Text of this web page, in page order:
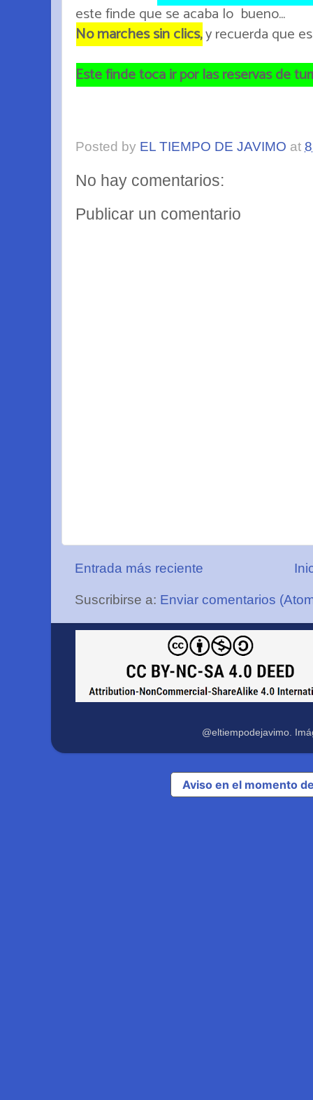
este finde que se acaba lo bueno...
No marches sin clics,y recuerda que
Este finde toca ir por las reservas de
Posted by EL TIEMPO DE JAVIMO at
No hay comentarios:
Publicar un comentario
Entrada más reciente
Suscribirse a: Enviar comentarios
@eltiempodejavimo.
Aviso en el momento